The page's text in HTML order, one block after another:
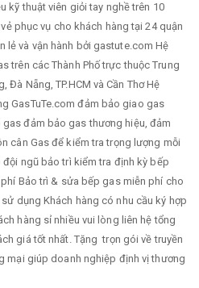
kỹ thuật viên giỏi tay nghề trên 10
phục vụ cho khách hàng tại 24 quận
lẻ và vận hành bởi gastute.com Hệ
trên các Thành Phố trực thuộc Trung
Đà Nẵng, TP.HCM và Cần Thơ Hệ
GasTuTe.com đảm bảo giao gas
gas đảm bảo gas thương hiệu, đảm
cân Gas để kiểm tra trọng lượng mỗi
đội ngũ bảo trì kiểm tra định kỳ bếp
Bảo trì & sửa bếp gas miễn phí cho
sử dụng Khách hàng có nhu cầu ký hợp
hàng sỉ nhiều vui lòng liên hệ tổng
giá tốt nhất. Tặng trọn gói về truyền
mại giúp doanh nghiệp định vị thương